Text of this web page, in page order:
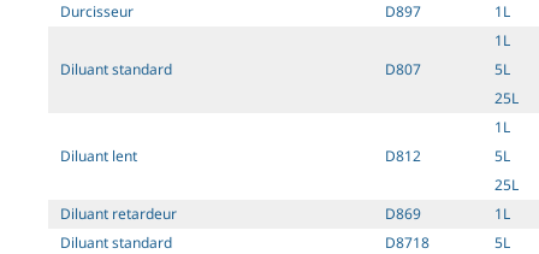
Durcisseur
D897 1L
Diluant standard D807
1L
5L
25L
Diluant lent D812
1L
5L
25L
Diluant retardeur
D869
1L
Diluant standard
D8718
5L